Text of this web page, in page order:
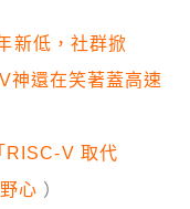
新低，社群掀
神還在笑著蓋高速
RISC-V 取代
心 ）